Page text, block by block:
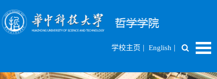
学校主页 | English |